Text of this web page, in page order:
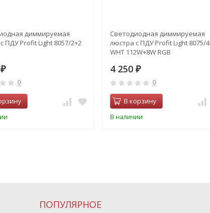
диммируемая
ПДУ Profit Light 8057/2+2
₽
0
Светодиодная диммируемая
люстра с ПДУ Profit Light 8075/4
WHT 112W+8W RGB
4 250 ₽
0
В корзину
В наличии
ПОПУЛЯРНОЕ